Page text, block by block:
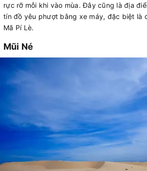
rực rỡ mỗi khi vào mùa. Đây cũng là địa
tín đồ yêu phượt bằng xe máy, đặc biệt là
Mã Pí Lè.
Mũi Né